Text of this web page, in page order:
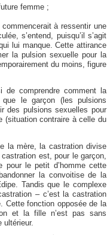
femme ;
à ressentir une
s’entend, puisqu’il s’agit
lui manque. Cette attirance
la pulsion sexuelle pour la
du moins, figure
de comprendre comment la
le garçon (les pulsions
des pulsions sexuelles pour
(situation contraire à celle du
la mère, la castration divise
est, pour le garçon,
pour le petit d’homme cette
la convoitise de la
Tandis que le complexe
– c’est la castration
Cette fonction opposée de la
et la fille n’est pas sans
ultérieur.